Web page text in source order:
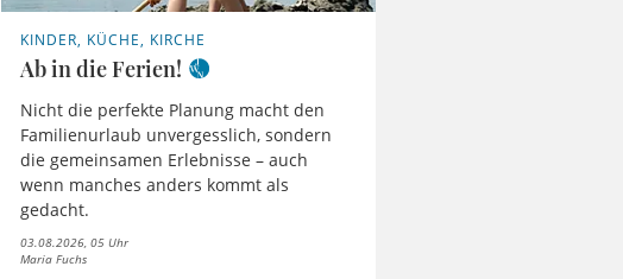
KINDER, KÜCHE, KIRCHE
Ab in die Ferien!
Nicht die perfekte Planung macht den
Familienurlaub unvergesslich, sondern
die gemeinsamen Erlebnisse – auch
wenn manches anders kommt als
gedacht.
03.08.2026, 05 Uhr
Maria Fuchs